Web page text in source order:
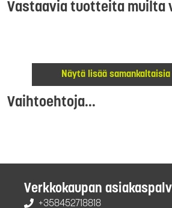
Vastaavia tuotteita muilta
Näytä lisää
Vaihtoehtoja...
Verkkokaupan
+358452718818